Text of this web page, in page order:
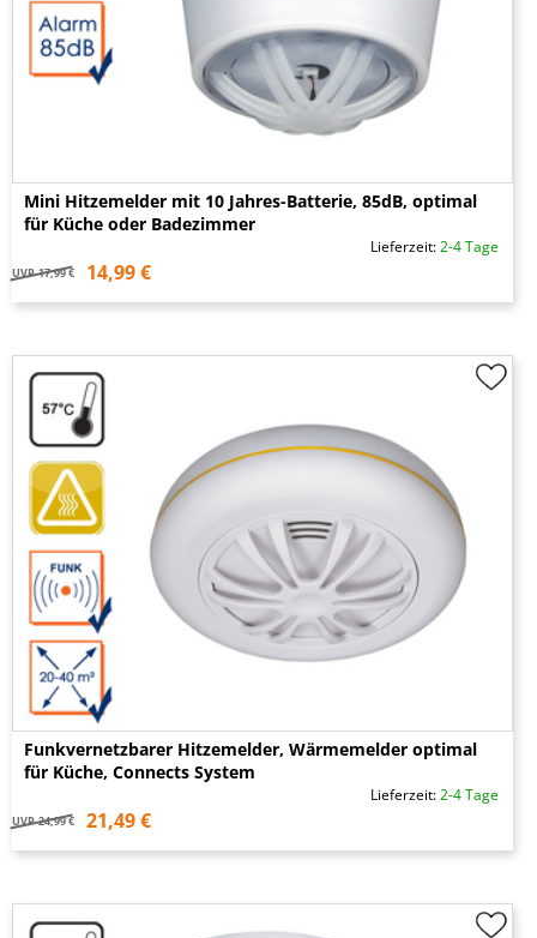
Mini Hitzemelder mit 10 Jahres-Batterie, 85dB, optimal
für Küche oder Badezimmer
Lieferzeit:2-4 Tage
UVP 17,99 € 14,99 €
Funkvernetzbarer Hitzemelder, Wärmemelder optimal
für Küche, Connects System
Lieferzeit:2-4 Tage
UVP 24,99 € 21,49 €